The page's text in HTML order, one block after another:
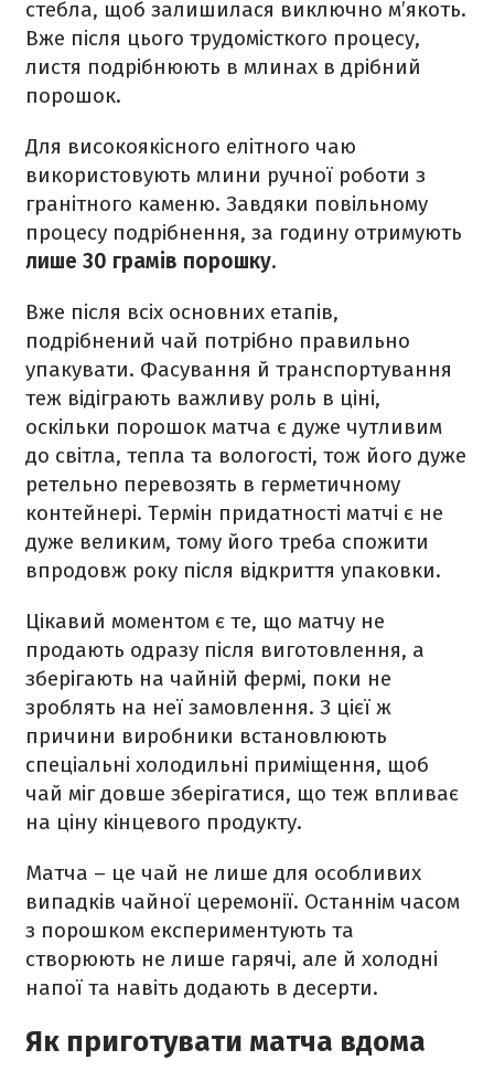
стебла, щоб залишилася виключно м’якоть.
Вже після цього трудомісткого процесу,
листя подрібнюють в млинах в дрібний
порошок.
Для високоякісного елітного чаю
використовують млини ручної роботи з
гранітного каменю. Завдяки повільному
процесу подрібнення, за годину отримують
лише 30 грамів порошку.
Вже після всіх основних етапів,
подрібнений чай потрібно правильно
упакувати. Фасування й транспортування
теж відіграють важливу роль в ціні,
оскільки порошок матча є дуже чутливим
до світла, тепла та вологості, тож його дуже
ретельно перевозять в герметичному
контейнері. Термін придатності матчі є не
дуже великим, тому його треба спожити
впродовж року після відкриття упаковки.
Цікавий моментом є те, що матчу не
продають одразу після виготовлення, а
зберігають на чайній фермі, поки не
зроблять на неї замовлення. З цієї ж
причини виробники встановлюють
спеціальні холодильні приміщення, щоб
чай міг довше зберігатися, що теж впливає
на ціну кінцевого продукту.
Матча – це чай не лише для особливих
випадків чайної церемонії. Останнім часом
з порошком експериментують та
створюють не лише гарячі, але й холодні
напої та навіть додають в десерти.
Як приготувати матча вдома